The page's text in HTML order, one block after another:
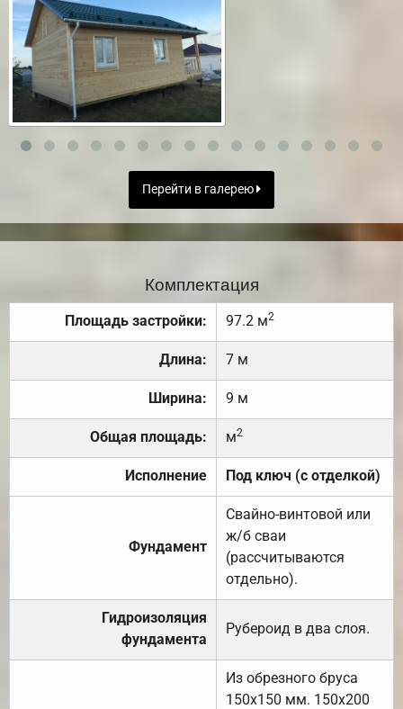
Перейти в галерею
Комплектация
Площадь застройки: 97.2 м2
Длина: 7 м
Ширина: 9 м
Общая площадь: м2
Исполнение Под ключ (с отделкой)
Фундамент
Свайно-винтовой или
ж/б сваи
(рассчитываются
отдельно).
Гидроизоляция
фундамента
Рубероид в два слоя.
Из обрезного бруса
150х150 мм. 150х200